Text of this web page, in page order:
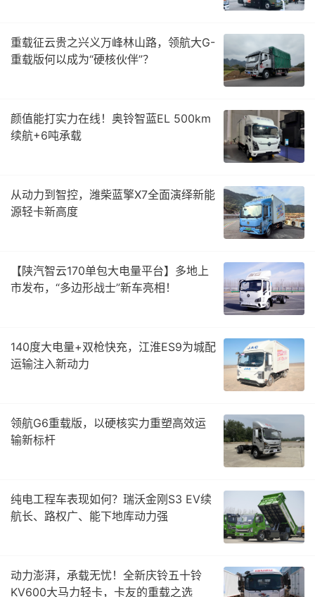
重载征云贵之兴义万峰林山路，领航大G-
重载版何以成为“硬核伙伴”？
颜值能打实力在线！奥铃智蓝EL 500km
续航+6吨承载
从动力到智控，潍柴蓝擎X7全面演绎新能
源轻卡新高度
【陕汽智云170单包大电量平台】多地上
市发布，“多边形战士”新车亮相！
140度大电量+双枪快充，江淮ES9为城配
运输注入新动力
领航G6重载版，以硬核实力重塑高效运
输新标杆
纯电工程车表现如何？瑞沃金刚S3 EV续
航长、路权广、能下地库动力强
动力澎湃，承载无忧！全新庆铃五十铃
KV600大马力轻卡，卡友的重载之选